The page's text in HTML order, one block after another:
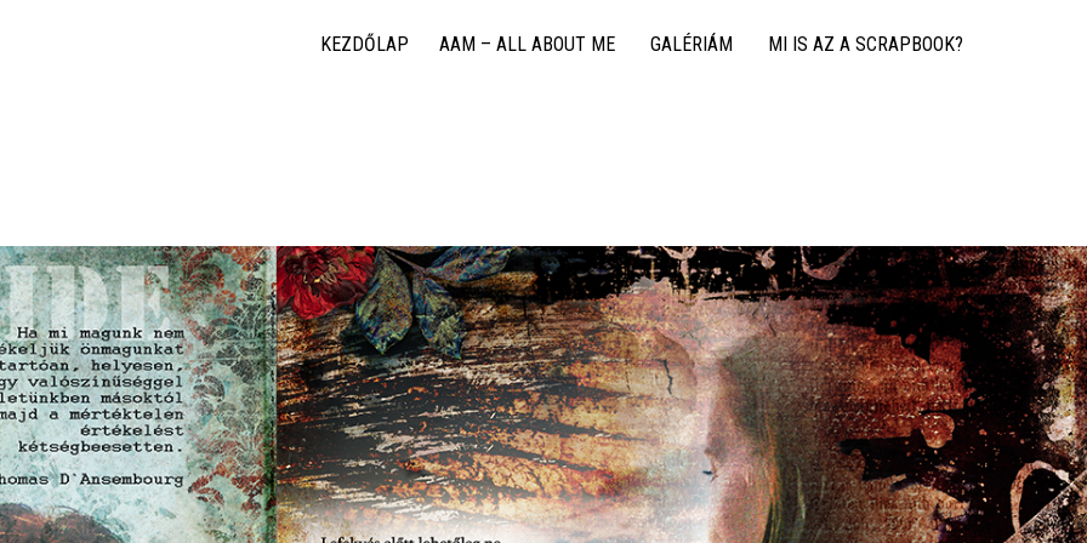
KEZDŐLAP AAM – ALL ABOUT ME GALÉRIÁM MI IS AZ A SCRAPBOOK?